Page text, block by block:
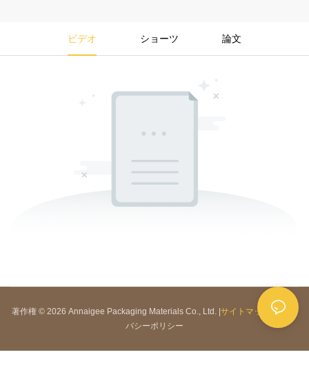
ビデオ ショーツ 論文
著作権 © 2026 Annaigee Packaging Materials Co., Ltd. |サイトマップ |プライ
バシーポリシー